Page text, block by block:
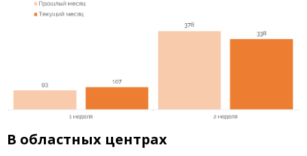
В областных центрах